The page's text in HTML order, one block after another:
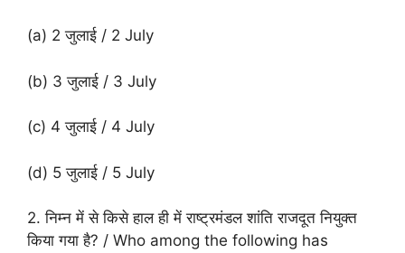
(a) 2 जुलाई / 2 July
(b) 3 जुलाई / 3 July
(c) 4 जुलाई / 4 July
(d) 5 जुलाई / 5 July
2. निम्न में से किसे हाल ही में राष्ट्रमंडल शांति राजदूत नियुक्त
किया गया है? / Who among the following has